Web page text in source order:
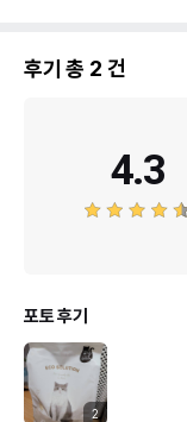
후기 총 2 건
4.3
포토 후기
2